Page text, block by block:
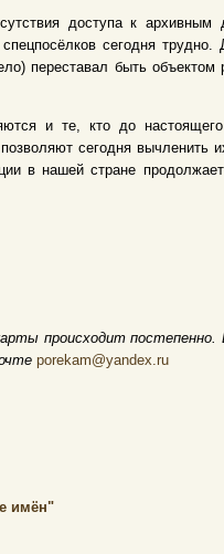
доступа к
сегодня
переставал быть
и те, кто до
сегодня вычленить
в нашей стране
происходит
porekam@yandex.ru
имён"